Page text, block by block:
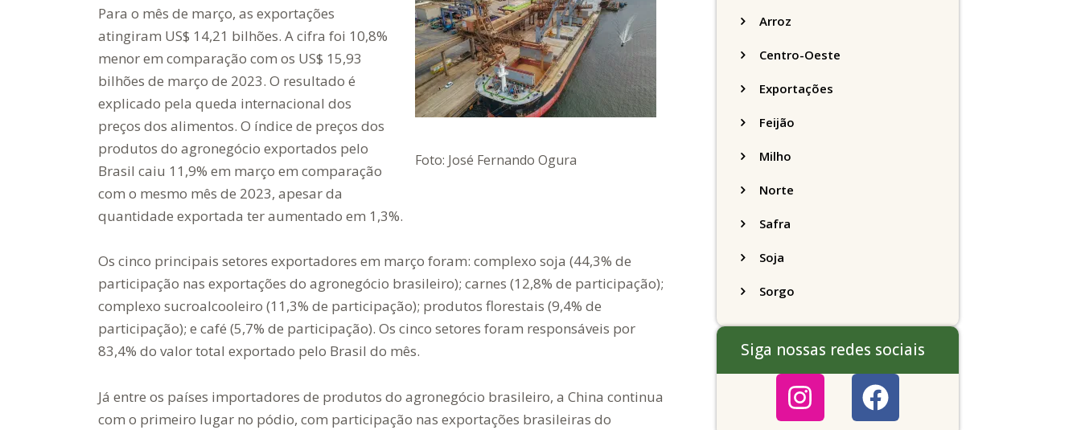
Foto: José Fernando Ogura
Para o mês de março, as exportações
atingiram US$ 14,21 bilhões. A cifra foi 10,8%
menor em comparação com os US$ 15,93
bilhões de março de 2023. O resultado é
explicado pela queda internacional dos
preços dos alimentos. O índice de preços dos
produtos do agronegócio exportados pelo
Brasil caiu 11,9% em março em comparação
com o mesmo mês de 2023, apesar da
quantidade exportada ter aumentado em 1,3%.
Os cinco principais setores exportadores em março foram: complexo soja (44,3% de
participação nas exportações do agronegócio brasileiro); carnes (12,8% de participação);
complexo sucroalcooleiro (11,3% de participação); produtos florestais (9,4% de
participação); e café (5,7% de participação). Os cinco setores foram responsáveis por
83,4% do valor total exportado pelo Brasil do mês.
Já entre os países importadores de produtos do agronegócio brasileiro, a China continua
com o primeiro lugar no pódio, com participação nas exportações brasileiras do
Arroz
Centro-Oeste
Exportações
Feijão
Milho
Norte
Safra
Soja
Sorgo
Siga nossas redes sociais